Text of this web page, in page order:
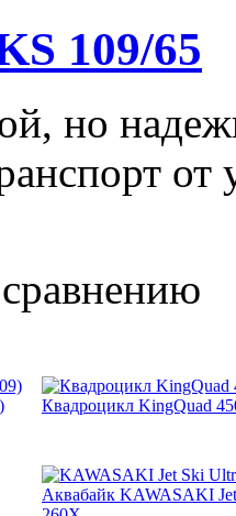
109/65
но
от
Квадроцикл KingQuad
Аквабайк KAWASAKI